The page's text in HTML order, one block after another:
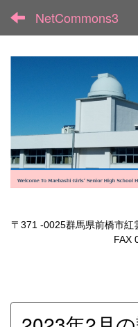
NetCommons3
〒371 -0025群馬県前橋市
FAX